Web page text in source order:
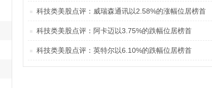
科技类美股点评：威瑞森通讯以2.58%的涨幅位居榜首
科技类美股点评：阿卡迈以3.75%的跌幅位居榜首
科技类美股点评：英特尔以6.10%的跌幅位居榜首